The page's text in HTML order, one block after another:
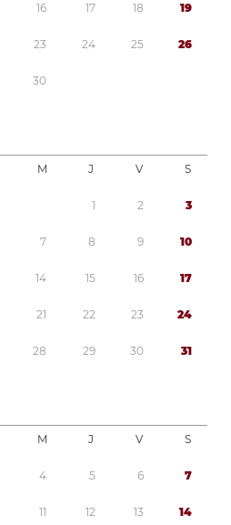
16 17 18 19
23 24 25 26
30
M J V S
1 2 3
7 8 9 10
14 15 16 17
21 22 23 24
28 29 30 31
M J V S
4 5 6 7
11 12 13 14